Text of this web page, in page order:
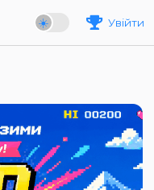
Увійти